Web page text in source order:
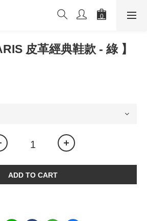
皮革經典鞋款 - 綠 】
ADD TO CART